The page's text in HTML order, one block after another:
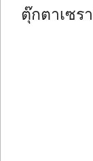
ตุ๊กตาเซร